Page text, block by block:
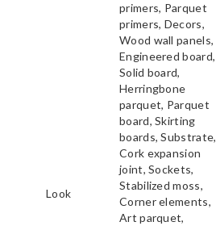
Look
primers, Parquet
primers, Decors,
Wood wall panels,
Engineered board,
Solid board,
Herringbone
parquet, Parquet
board, Skirting
boards, Substrate,
Cork expansion
joint, Sockets,
Stabilized moss,
Corner elements,
Art parquet,